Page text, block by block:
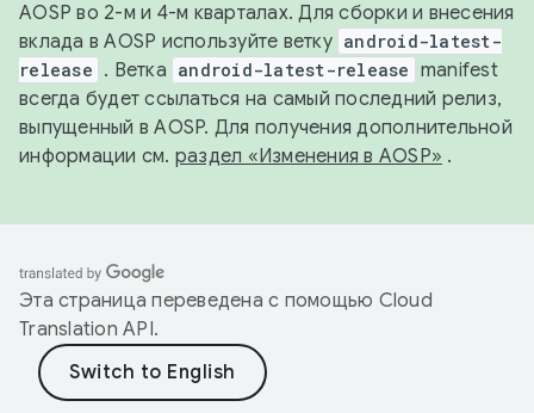
AOSP во 2-м и 4-м кварталах. Для сборки и внесения
вклада в AOSP используйте ветку android-latest-
release . Ветка android-latest-release manifest
всегда будет ссылаться на самый последний релиз,
выпущенный в AOSP. Для получения дополнительной
информации см. раздел «Изменения в AOSP» .
Эта страница переведена с помощью Cloud
Translation API.